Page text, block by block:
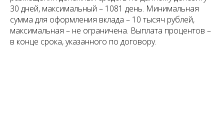
30 дней, максимальный – 1081 день. Минимальная
сумма для оформления вклада – 10 тысяч рублей,
максимальная – не ограничена. Выплата процентов –
в конце срока, указанного по договору.